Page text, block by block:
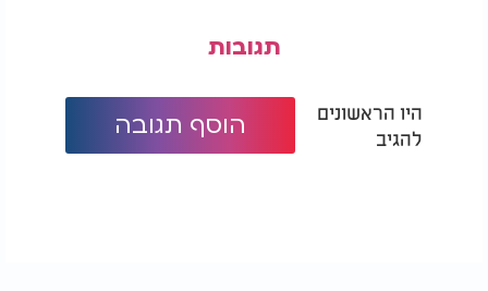
תגובות
היו הראשונים
להגיב
הוסף תגובה